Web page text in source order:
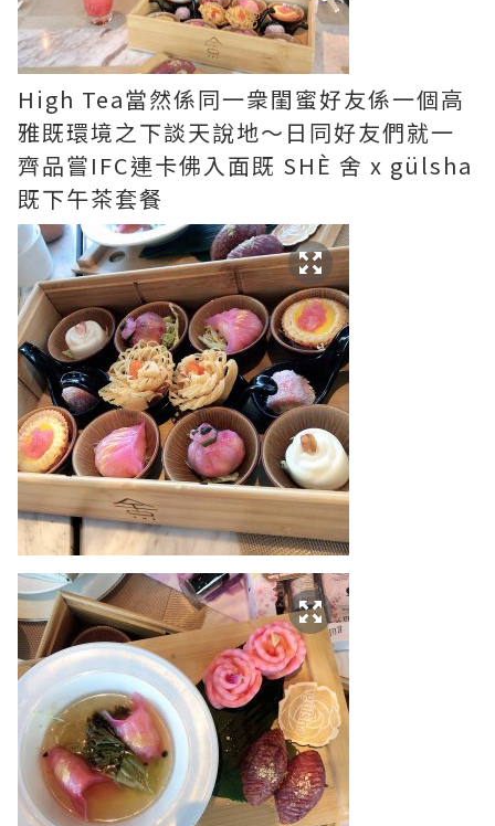
High Tea當然係同一衆閨蜜好友係一個高
雅既環境之下談天說地～日同好友們就一
齊品嘗IFC連卡佛入面既 SHÈ 舍 x gülsha
既下午茶套餐